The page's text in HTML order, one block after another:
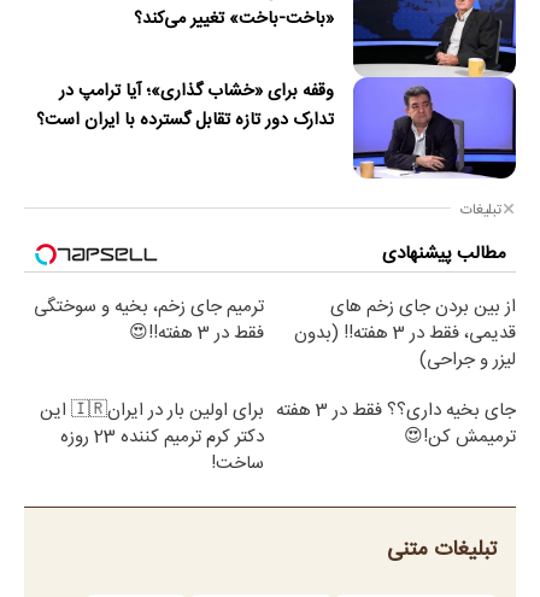
«باخت-باخت» تغییر می‌کند؟
وقفه برای «خشاب گذاری»؛ آیا ترامپ در
تدارک دور تازه تقابل گسترده با ایران است؟
تبلیغات
مطالب پیشنهادی
از بین بردن جای زخم های
قدیمی، فقط در 3 هفته!! (بدون
لیزر و جراحی)
ترمیم جای زخم، بخیه و سوختگی
فقط در 3 هفته!!😍
جای بخیه داری؟؟ فقط در 3 هفته
ترمیمش کن!😍
برای اولین بار در ایران🇮🇷 این
دکتر کرم ترمیم کننده 23 روزه
ساخت!
تبلیغات متنی